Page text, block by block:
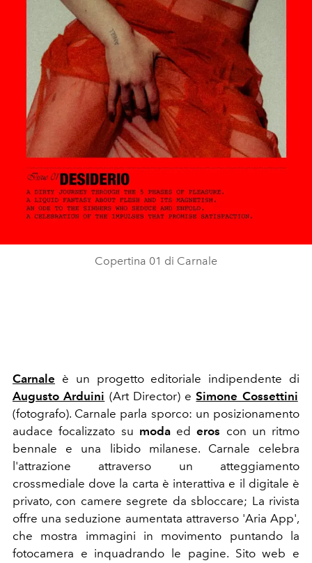
Copertina 01 di Carnale
Carnale è un progetto editoriale indipendente di
Augusto Arduini (Art Director) eSimone Cossettini
(fotografo). Carnale parla sporco: un posizionamento
audace focalizzato su modaederos con un ritmo
bennale e una libido milanese. Carnale celebra
l'attrazione attraverso un atteggiamento
crossmediale dove la carta è interattiva e il digitale è
privato, con camere segrete da sbloccare; La rivista
offre una seduzione aumentata attraverso 'Aria App',
che mostra immagini in movimento puntando la
fotocamera e inquadrando le pagine. Sito web e